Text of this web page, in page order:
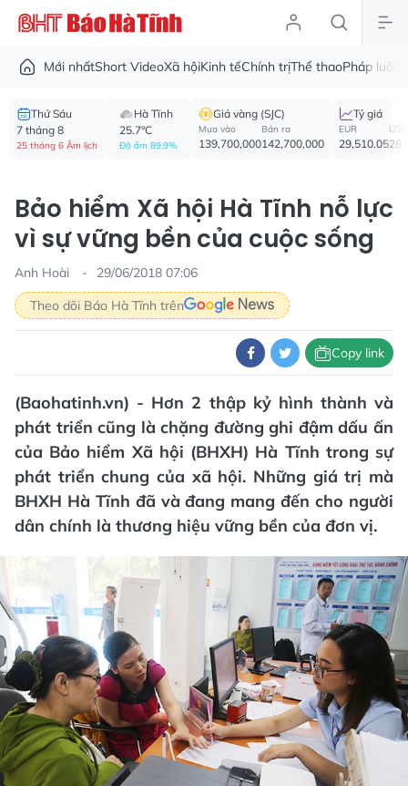
Mới nhấtShort VideoXã hộiKinh tếChính trịThể thaoPháp luật
Thứ Sáu
7 tháng 8
25 tháng 6 Âm lịch
Hà Tĩnh
25.7°C
Độ ẩm 89.9%
Giá vàng (SJC)
Mua vào
139,700,000
Bán ra
142,700,000
Tỷ giá
EUR
29,510.05
USD
Bảo hiểm Xã hội Hà Tĩnh nỗ lực
vì sự vững bền của cuộc sống
Anh Hoài
29/06/2018 07:06
Theo dõi Báo Hà Tĩnh trên
Copy link
(Baohatinh.vn) - Hơn 2 thập kỷ hình thành và
phát triển cũng là chặng đường ghi đậm dấu ấn
của Bảo hiểm Xã hội (BHXH) Hà Tĩnh trong sự
phát triển chung của xã hội. Những giá trị mà
BHXH Hà Tĩnh đã và đang mang đến cho người
dân chính là thương hiệu vững bền của đơn vị.